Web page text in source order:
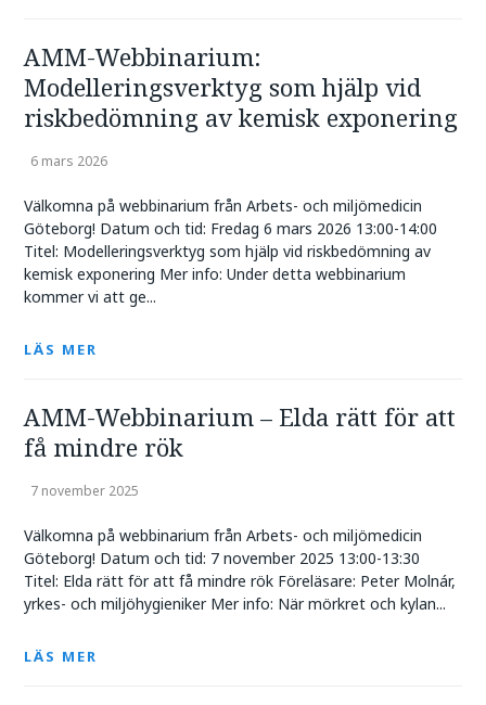
AMM-Webbinarium:
Modelleringsverktyg som hjälp vid
riskbedömning av kemisk exponering
6 mars 2026
Välkomna på webbinarium från Arbets- och miljömedicin
Göteborg! Datum och tid: Fredag 6 mars 2026 13:00-14:00
Titel: Modelleringsverktyg som hjälp vid riskbedömning av
kemisk exponering Mer info: Under detta webbinarium
kommer vi att ge...
LÄS MER
AMM-Webbinarium – Elda rätt för att
få mindre rök
7 november 2025
Välkomna på webbinarium från Arbets- och miljömedicin
Göteborg! Datum och tid: 7 november 2025 13:00-13:30
Titel: Elda rätt för att få mindre rök Föreläsare: Peter Molnár,
yrkes- och miljöhygieniker Mer info: När mörkret och kylan...
LÄS MER